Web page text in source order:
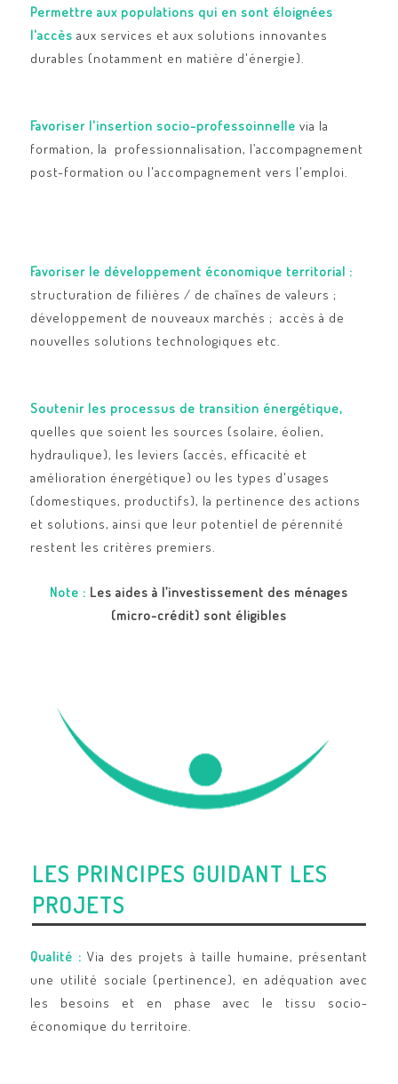
Permettre aux populations qui en sont éloignées
l'accès aux services et aux solutions innovantes
durables (notamment en matière d'énergie).
Favoriser l'insertion socio-professoinnelle via la
formation, la professionnalisation, l’accompagnement
post-formation ou l'accompagnement vers l'emploi.
Favoriser le développement économique territorial :
structuration de filières / de chaînes de valeurs ;
développement de nouveaux marchés ; accès à de
nouvelles solutions technologiques etc.
Soutenir les processus de transition énergétique,
quelles que soient les sources (solaire, éolien,
hydraulique), les leviers (accès, efficacité et
amélioration énergétique) ou les types d'usages
(domestiques, productifs), la pertinence des actions
et solutions, ainsi que leur potentiel de pérennité
restent les critères premiers.
Note : Les aides à l’investissement des ménages
(micro-crédit) sont éligibles
LES PRINCIPES GUIDANT LES
PROJETS
Qualité :Via des projets à taille humaine, présentant
une utilité sociale (pertinence), en adéquation avec
les besoins et en phase avec le tissu socio-
économique du territoire.